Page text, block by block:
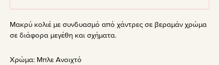
Μακρύ κολιέ με συνδυασμό από χάντρες σε βεραμάν χρώμα
σε διάφορα μεγέθη και σχήματα.
Χρώμα: Μπλε Ανοιχτό